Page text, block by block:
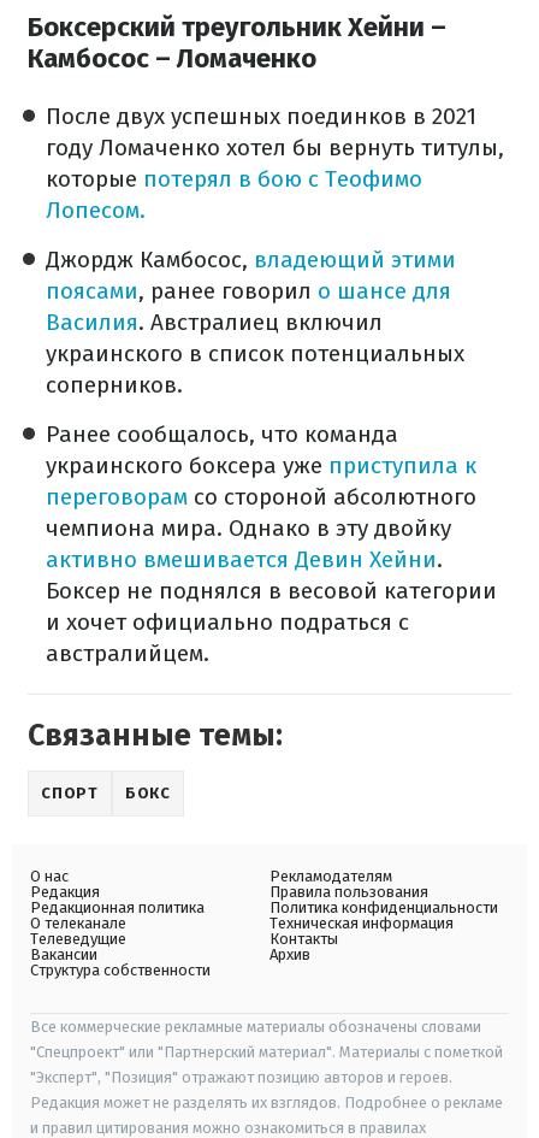
Боксерский треугольник Хейни –
Камбосос – Ломаченко
После двух успешных поединков в 2021
году Ломаченко хотел бы вернуть титулы,
которые потерял в бою с Теофимо
Лопесом.
Джордж Камбосос, владеющий этими
поясами, ранее говорил о шансе для
Василия. Австралиец включил
украинского в список потенциальных
соперников.
Ранее сообщалось, что команда
украинского боксера уже приступила к
переговорам со стороной абсолютного
чемпиона мира. Однако в эту двойку
активно вмешивается Девин Хейни.
Боксер не поднялся в весовой категории
и хочет официально подраться с
австралийцем.
Связанные темы:
СПОРТ БОКС
О нас
Редакция
Редакционная политика
О телеканале
Телеведущие
Вакансии
Структура собственности
Рекламодателям
Правила пользования
Политика конфиденциальности
Техническая информация
Контакты
Архив
Все коммерческие рекламные материалы обозначены словами
"Спецпроект" или "Партнерский материал". Материалы с пометкой
"Эксперт", "Позиция" отражают позицию авторов и героев.
Редакция может не разделять их взглядов. Подробнее о рекламе
и правил цитирования можно ознакомиться в правилах